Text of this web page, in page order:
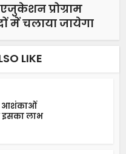
प्रोग्राम
में चलाया जायेगा
LIKE
आशंकाओं
इसका लाभ